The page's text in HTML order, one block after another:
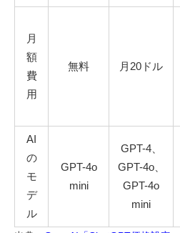
月
額
費
用
無料 月20ドル
AI
の
モ
デ
ル
GPT-4o
mini
GPT-4、
GPT-4o、
GPT-4o
mini